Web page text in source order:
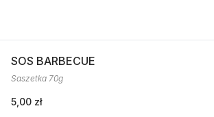
SOS BARBECUE
Saszetka 70g
5,00 zł